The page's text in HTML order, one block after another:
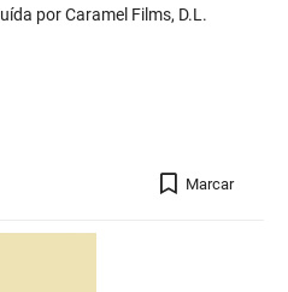
por Caramel Films, D.L.
Marcar